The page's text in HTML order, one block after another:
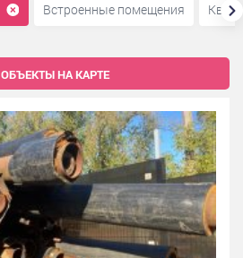
Встроенные помещения
ОБЪЕКТЫ НА КАРТЕ